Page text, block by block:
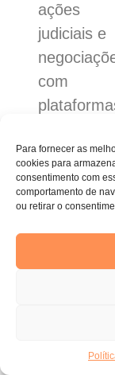
Para fornecer as
cookies para
consentimento com
comportamento de
ou retirar o
ações
judiciais e
com
em Belo
Horizonte